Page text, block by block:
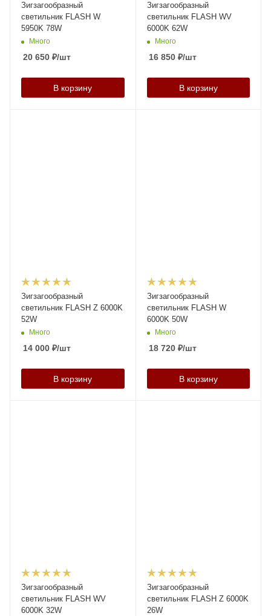
Зигзагообразный
светильник FLASH W
5950K 78W
Много
20 650 ₽/шт
В корзину
Зигзагообразный
светильник FLASH WV
6000K 62W
Много
16 850₽/шт
В корзину
Зигзагообразный
светильник FLASH Z 6000K
52W
Много
14 000 ₽/шт
В корзину
Зигзагообразный
светильник FLASH W
6000K 50W
Много
18 720₽/шт
В корзину
Зигзагообразный
светильник FLASH WV
6000K 32W
Зигзагообразный
светильник FLASH Z 6000K
26W